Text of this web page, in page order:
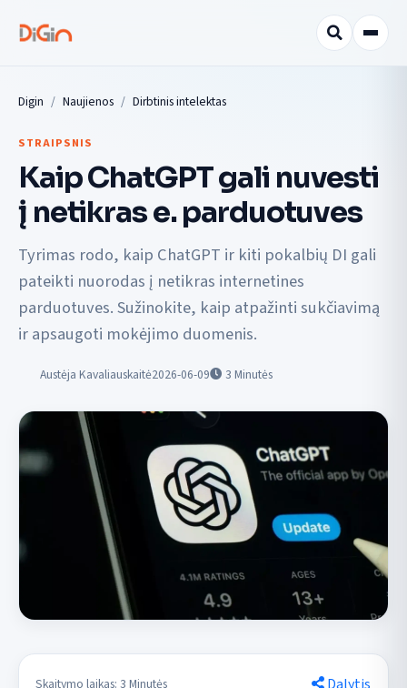
Digin Naujienos Dirbtinis intelektas
STRAIPSNIS
Kaip ChatGPT gali nuvesti
į netikras e. parduotuves
Tyrimas rodo, kaip ChatGPT ir kiti pokalbių DI gali
pateikti nuorodas į netikras internetines
parduotuves. Sužinokite, kaip atpažinti sukčiavimą
ir apsaugoti mokėjimo duomenis.
Austėja Kavaliauskaitė2026-06-09 3 Minutės
Skaitymo laikas: 3 Minutės